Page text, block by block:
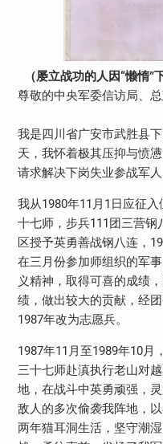
（屡立战功的人因“懒惰”
尊敬的中央军委信访局、总
我是四川省广安市武胜县
天，我怀着极其压抑与愤
请求解决下岗失业参战军
我从1980年11 月 1 日 应征入
十七师，步兵111 团三营钢
区授予英勇善战钢八连，
在三月份参加师组织的军
义精神，取得可喜的成绩
绩，做出较大的贡献，经
1987年改为志愿兵。
1987年11 月至1989年10月
三十七师赴滇执行老山对
地，在战斗中英勇顽强，
敌人的多次偷袭我阵地，
两年猫耳洞生活，坚守潮